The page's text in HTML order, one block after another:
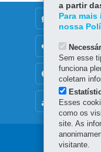
MAPA DO SITE
DENUNCIE
OUVIDORIA
a partir
Para
nossa
Sem esse
funciona
coletam
Esses
como os
site. As
visitante.